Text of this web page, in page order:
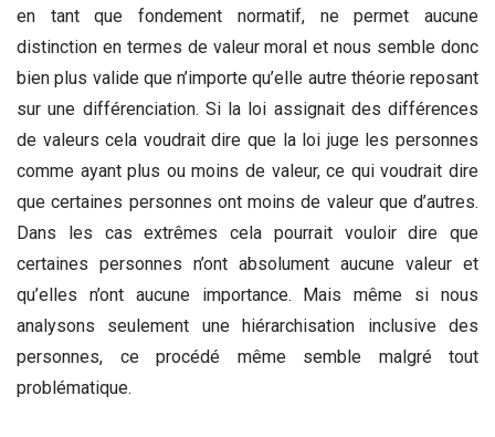
en tant que fondement normatif, ne permet aucune
distinction en termes de valeur moral et nous semble donc
bien plus valide que n’importe qu’elle autre théorie reposant
sur une différenciation. Si la loi assignait des différences
de valeurs cela voudrait dire que la loi juge les personnes
comme ayant plus ou moins de valeur, ce qui voudrait dire
que certaines personnes ont moins de valeur que d’autres.
Dans les cas extrêmes cela pourrait vouloir dire que
certaines personnes n’ont absolument aucune valeur et
qu’elles n’ont aucune importance. Mais même si nous
analysons seulement une hiérarchisation inclusive des
personnes, ce procédé même semble malgré tout
problématique.